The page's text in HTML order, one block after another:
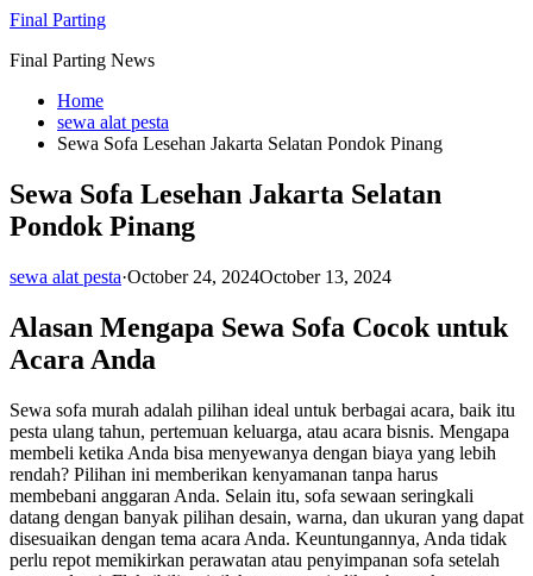
Skip
content
Final Parting
Final Parting News
Home
sewa alat pesta
Sewa Sofa Lesehan Jakarta Selatan Pondok Pinang
Sewa Sofa Lesehan Jakarta Selatan
Pondok Pinang
sewa alat pesta·October 24, 2024October 13, 2024
Alasan Mengapa Sewa Sofa Cocok untuk
Acara Anda
Sewa sofa murah adalah pilihan ideal untuk berbagai acara, baik itu
pesta ulang tahun, pertemuan keluarga, atau acara bisnis. Mengapa
membeli ketika Anda bisa menyewanya dengan biaya yang lebih
rendah? Pilihan ini memberikan kenyamanan tanpa harus
membebani anggaran Anda. Selain itu, sofa sewaan seringkali
datang dengan banyak pilihan desain, warna, dan ukuran yang dapat
disesuaikan dengan tema acara Anda. Keuntungannya, Anda tidak
perlu repot memikirkan perawatan atau penyimpanan sofa setelah